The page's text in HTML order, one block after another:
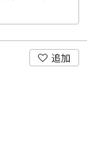
追加